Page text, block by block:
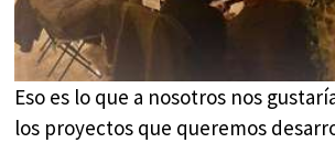
Eso es lo que a nosotros nos
los proyectos que queremos